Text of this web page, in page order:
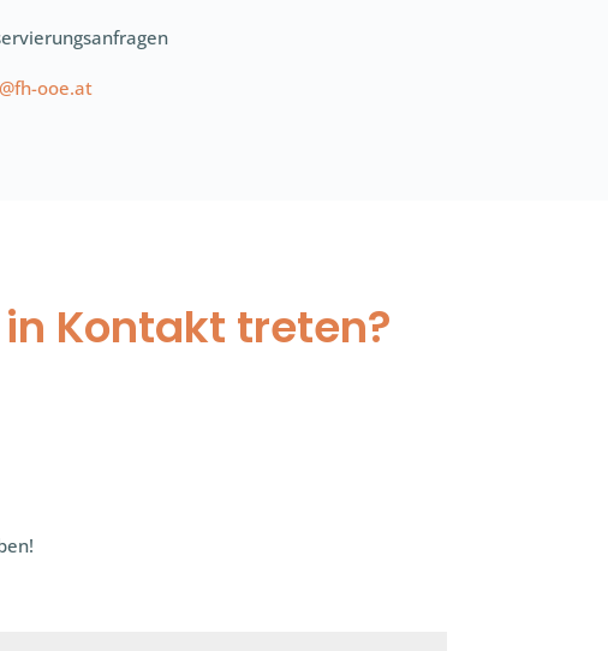
ooe.at
Kontakt treten?